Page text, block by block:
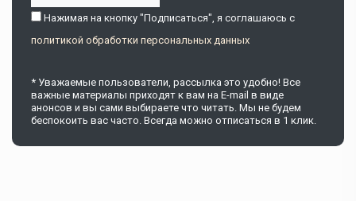
Нажимая на кнопку "Подписаться", я соглашаюсь c
политикой обработки персональных данных
* Уважаемые пользователи, рассылка это удобно! Все
важные материалы приходят к вам на E-mail в виде
анонсов и вы сами выбираете что читать. Мы не будем
беспокоить вас часто. Всегда можно отписаться в 1 клик.